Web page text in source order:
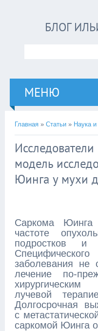
БЛОГ
МЕНЮ
Главная » Статьи » Наука
модель
Юинга у мухи
Саркома Юинга
частоте
подростков и
заболевания не
лечение по-
лучевой
Долгосрочная
с
саркомой Юинга